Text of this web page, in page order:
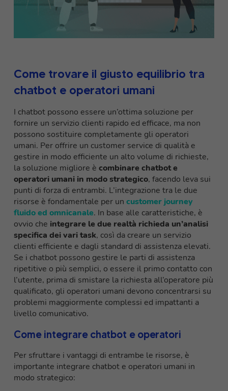
Come trovare il giusto equilibrio tra
chatbot e operatori umani
I chatbot possono essere un’ottima soluzione per
fornire un servizio clienti rapido ed efficace, ma non
possono sostituire completamente gli operatori
umani. Per offrire un customer service di qualità e
gestire in modo efficiente un alto volume di richieste,
la soluzione migliore è combinare chatbot e
operatori umani in modo strategico, facendo leva sui
punti di forza di entrambi. L’integrazione tra le due
risorse è fondamentale per un customer journey
fluido ed omnicanale. In base alle caratteristiche, è
ovvio che integrare le due realtà richieda un’analisi
specifica dei vari task, così da creare un servizio
clienti efficiente e dagli standard di assistenza elevati.
Se i chatbot possono gestire le parti di assistenza
ripetitive o più semplici, o essere il primo contatto con
l’utente, prima di smistare la richiesta all’operatore più
qualificato, gli operatori umani devono concentrarsi su
problemi maggiormente complessi ed impattanti a
livello comunicativo.
Come integrare chatbot e operatori
Per sfruttare i vantaggi di entrambe le risorse, è
importante integrare chatbot e operatori umani in
modo strategico: